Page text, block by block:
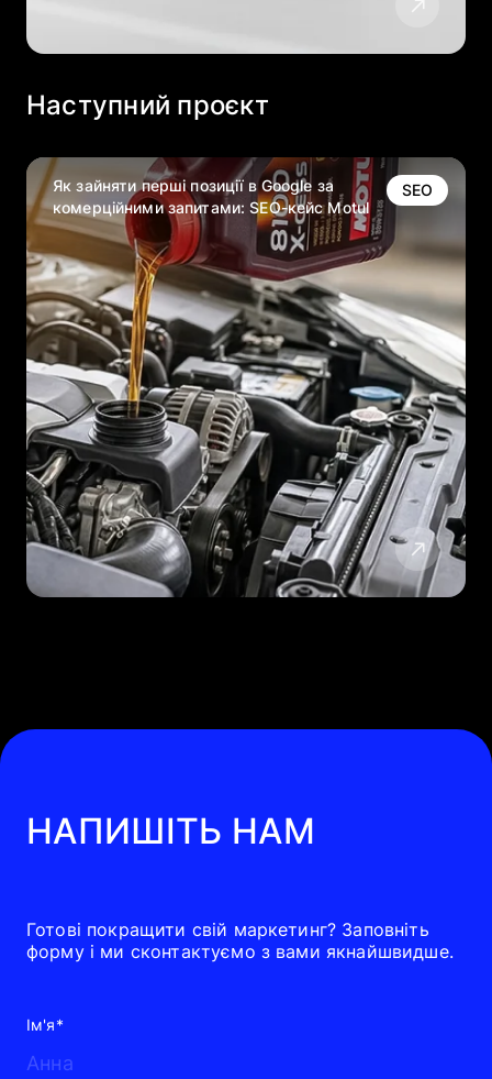
Наступний проєкт
Як зайняти перші позиції в Google за
комерційними запитами: SEO-кейс Motul
SEO
НАПИШІТЬ НАМ
Готові покращити свій маркетинг? Заповніть
форму і ми сконтактуємо з вами якнайшвидше.
Ім'я*